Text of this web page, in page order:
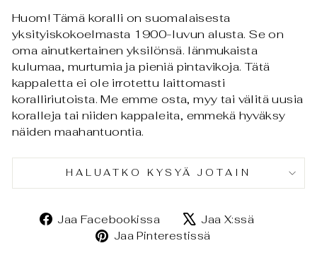
Huom! Tämä koralli on suomalaisesta
yksityiskokoelmasta 1900-luvun alusta. Se on
oma ainutkertainen yksilönsä. Iänmukaista
kulumaa, murtumia ja pieniä pintavikoja. Tätä
kappaletta ei ole irrotettu laittomasti
koralliriutoista. Me emme osta, myy tai välitä uusia
koralleja tai niiden kappaleita, emmekä hyväksy
näiden maahantuontia.
HALUATKO KYSYÄ JOTAIN
Jaa Facebookissa
Jaa
Facebookissa
Jaa X:ssä
Jaa Pinterestissä